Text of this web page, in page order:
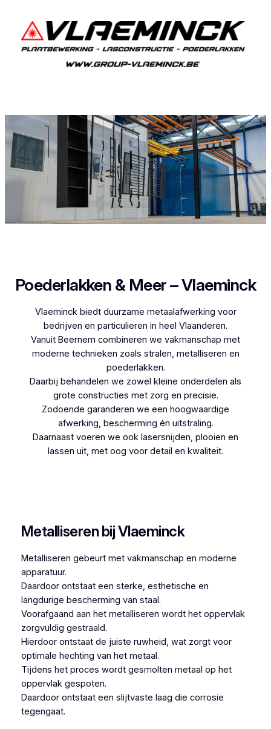
Poederlakken & Meer – Vlaeminck
Vlaeminck biedt duurzame metaalafwerking voor
bedrijven en particulieren in heel Vlaanderen.
Vanuit Beernem combineren we vakmanschap met
moderne technieken zoals stralen, metalliseren en
poederlakken.
Daarbij behandelen we zowel kleine onderdelen als
grote constructies met zorg en precisie.
Zodoende garanderen we een hoogwaardige
afwerking, bescherming én uitstraling.
Daarnaast voeren we ook lasersnijden, plooien en
lassen uit, met oog voor detail en kwaliteit.
Metalliseren bij Vlaeminck
Metalliseren gebeurt met vakmanschap en moderne
apparatuur.
Daardoor ontstaat een sterke, esthetische en
langdurige bescherming van staal.
Voorafgaand aan het metalliseren wordt het oppervlak
zorgvuldig gestraald.
Hierdoor ontstaat de juiste ruwheid, wat zorgt voor
optimale hechting van het metaal.
Tijdens het proces wordt gesmolten metaal op het
oppervlak gespoten.
Daardoor ontstaat een slijtvaste laag die corrosie
tegengaat.